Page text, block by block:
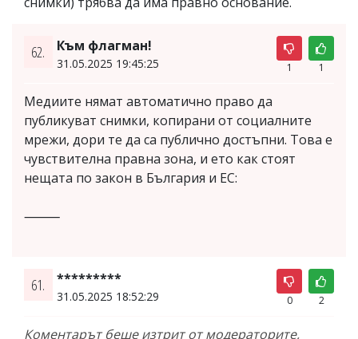
62. Към флагман!
31.05.2025 19:45:25 1 1
Медиите нямат автоматично право да
публикуват снимки, копирани от социалните
мрежи, дори те да са публично достъпни. Това е
чувствителна правна зона, и ето как стоят
нещата по закон в България и ЕС:
⸻
61. *********
31.05.2025 18:52:29 0 2
Коментарът беше изтрит от модераторите,